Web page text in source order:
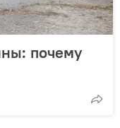
почему